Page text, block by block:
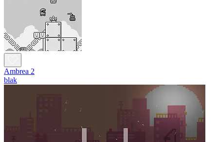
Ambrea 2
blak